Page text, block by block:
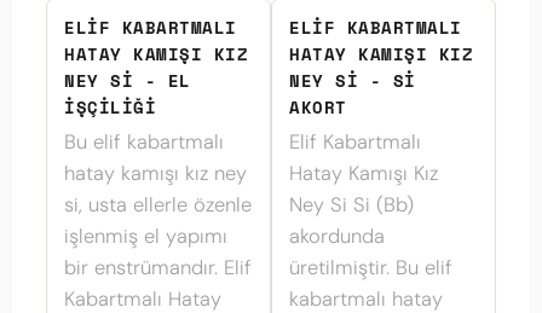
ELIF KABARTMALI
HATAY KAMIŞI KIZ
NEY SI - EL
İŞÇILIĞI
Bu elif kabartmalı
hatay kamışı kız ney
si, usta ellerle özenle
işlenmiş el yapımı
bir enstrümandır. Elif
Kabartmalı Hatay
ELIF KABARTMALI
HATAY KAMIŞI KIZ
NEY SI - SI
AKORT
Elif Kabartmalı
Hatay Kamışı Kız
Ney Si Si (Bb)
akordunda
üretilmiştir. Bu elif
kabartmalı hatay